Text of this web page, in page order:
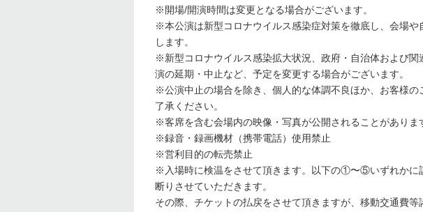
※開場/開演時間は変更となる場合がございます。
※本公演は新型コロナウイルス感染症対策を徹底し、会場
します。
※新型コロナウイルス感染拡大状況、政府・自治体および
演の延期・中止など、予定を変更する場合がございます。
※公演中止の場合を除き、個人的な体調不良ほか、お客様
了承ください。
※客席を含む会場内の映像・写真が公開されることがありま
※録音・録画機材（携帯電話）使用禁止
※営利目的の転売禁止
※入場時に検温をさせて頂きます。以下の①〜⑤いずれかに
断りさせていただきます。
その際、チケットの払戻をさせて頂きますが、移動交通費